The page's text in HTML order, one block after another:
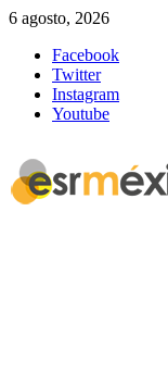
6 agosto, 2026
Facebook
Twitter
Instagram
Youtube